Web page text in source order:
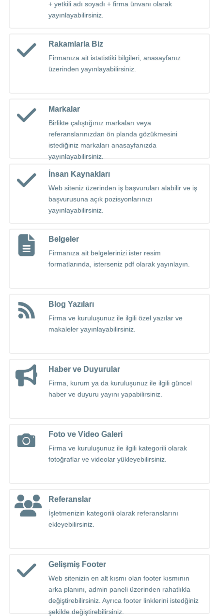
+ yetkili adı soyadı + firma ünvanı olarak
yayınlayabilirsiniz.
Rakamlarla Biz
Firmanıza ait istatistiki bilgileri, anasayfanız
üzerinden yayınlayabilirsiniz.
Markalar
Birlikte çalıştığınız markaları veya
referanslarınızdan ön planda gözükmesini
istediğiniz markaları anasayfanızda
yayınlayabilirsiniz.
İnsan Kaynakları
Web siteniz üzerinden iş başvuruları alabilir ve iş
başvurusuna açık pozisyonlarınızı
yayınlayabilirsiniz.
Belgeler
Firmanıza ait belgelerinizi ister resim
formatlarında, isterseniz pdf olarak yayınlayın.
Blog Yazıları
Firma ve kuruluşunuz ile ilgili özel yazılar ve
makaleler yayınlayabilirsiniz.
Haber ve Duyurular
Firma, kurum ya da kuruluşunuz ile ilgili güncel
haber ve duyuru yayını yapabilirsiniz.
Foto ve Video Galeri
Firma ve kuruluşunuz ile ilgili kategorili olarak
fotoğraflar ve videolar yükleyebilirsiniz.
Referanslar
İşletmenizin kategorili olarak referanslarını
ekleyebilirsiniz.
Gelişmiş Footer
Web sitenizin en alt kısmı olan footer kısmının
arka planını, admin paneli üzerinden rahatlıkla
değiştirebilirsiniz. Ayrıca footer linklerini istedğiniz
şekilde değiştirebilirsiniz.